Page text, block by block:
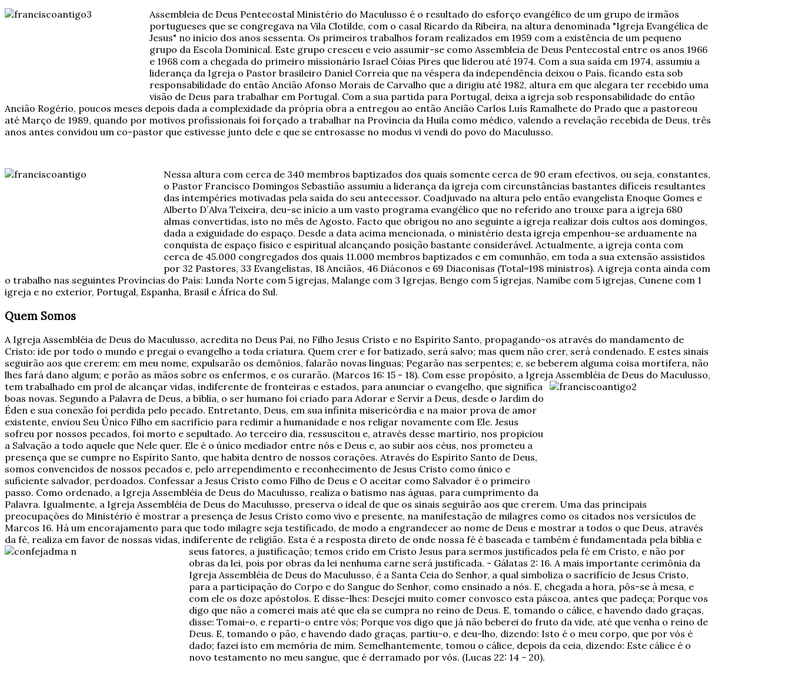
Assembleia de Deus Pentecostal Ministério do Maculusso é o resultado do esforço evangélico de um grupo de irmãos
portugueses que se congregava na Vila Clotilde, com o casal Ricardo da Ribeira, na altura denominada "Igreja Evangélica de
Jesus" no início dos anos sessenta. Os primeiros trabalhos foram realizados em 1959 com a existência de um pequeno
grupo da Escola Dominical. Este grupo cresceu e veio assumir-se como Assembleia de Deus Pentecostal entre os anos 1966
e 1968 com a chegada do primeiro missionário Israel Cóias Pires que liderou até 1974. Com a sua saída em 1974, assumiu a
liderança da Igreja o Pastor brasileiro Daniel Correia que na véspera da independência deixou o País, ficando esta sob
responsabilidade do então Ancião Afonso Morais de Carvalho que a dirigiu até 1982, altura em que alegara ter recebido uma
visão de Deus para trabalhar em Portugal. Com a sua partida para Portugal, deixa a igreja sob responsabilidade do então
Ancião Rogério, poucos meses depois dada a complexidade da própria obra a entregou ao então Ancião Carlos Luís Ramalhete do Prado que a pastoreou
até Março de 1989, quando por motivos profissionais foi forçado a trabalhar na Província da Huila como médico, valendo a revelação recebida de Deus, três
anos antes convidou um co-pastor que estivesse junto dele e que se entrosasse no modus vi vendi do povo do Maculusso.
Nessa altura com cerca de 340 membros baptizados dos quais somente cerca de 90 eram efectivos, ou seja, constantes,
o Pastor Francisco Domingos Sebastião assumiu a liderança da igreja com circunstâncias bastantes difíceis resultantes
das intempéries motivadas pela saída do seu antecessor. Coadjuvado na altura pelo então evangelista Enoque Gomes e
Alberto D´Alva Teixeira, deu-se início a um vasto programa evangélico que no referido ano trouxe para a igreja 680
almas convertidas, isto no mês de Agosto. Facto que obrigou no ano seguinte a igreja realizar dois cultos aos domingos,
dada a exiguidade do espaço. Desde a data acima mencionada, o ministério desta igreja empenhou-se arduamente na
conquista de espaço físico e espiritual alcançando posição bastante considerável. Actualmente, a igreja conta com
cerca de 45.000 congregados dos quais 11.000 membros baptizados e em comunhão, em toda a sua extensão assistidos
por 32 Pastores, 33 Evangelistas, 18 Anciãos, 46 Diáconos e 69 Diaconisas (Total=198 ministros). A igreja conta ainda com
o trabalho nas seguintes Províncias do País: Lunda Norte com 5 igrejas, Malange com 3 Igrejas, Bengo com 5 igrejas, Namibe com 5 igrejas, Cunene com 1
igreja e no exterior, Portugal, Espanha, Brasil e África do Sul.
Quem Somos
A Igreja Assembléia de Deus do Maculusso, acredita no Deus Pai, no Filho Jesus Cristo e no Espírito Santo, propagando-os através do mandamento de
Cristo: ide por todo o mundo e pregai o evangelho a toda criatura. Quem crer e for batizado, será salvo; mas quem não crer, será condenado. E estes sinais
seguirão aos que crerem: em meu nome, expulsarão os demônios, falarão novas línguas; Pegarão nas serpentes; e, se beberem alguma coisa mortífera, não
lhes fará dano algum; e porão as mãos sobre os enfermos, e os curarão. (Marcos 16: 15 - 18). Com esse propósito, a Igreja Assembléia de Deus do Maculusso,
tem trabalhado em prol de alcançar vidas, indiferente de fronteiras e estados, para anunciar o evangelho, que significa
boas novas. Segundo a Palavra de Deus, a bíblia, o ser humano foi criado para Adorar e Servir a Deus, desde o Jardim do
Éden e sua conexão foi perdida pelo pecado. Entretanto, Deus, em sua infinita misericórdia e na maior prova de amor
existente, enviou Seu Único Filho em sacrifício para redimir a humanidade e nos religar novamente com Ele. Jesus
sofreu por nossos pecados, foi morto e sepultado. Ao terceiro dia, ressuscitou e, através desse martírio, nos propiciou
a Salvação a todo aquele que Nele quer. Ele é o único mediador entre nós e Deus e, ao subir aos céus, nos prometeu a
presença que se cumpre no Espírito Santo, que habita dentro de nossos corações. Através do Espírito Santo de Deus,
somos convencidos de nossos pecados e, pelo arrependimento e reconhecimento de Jesus Cristo como único e
suficiente salvador, perdoados. Confessar a Jesus Cristo como Filho de Deus e O aceitar como Salvador é o primeiro
passo. Como ordenado, a Igreja Assembléia de Deus do Maculusso, realiza o batismo nas águas, para cumprimento da
Palavra. Igualmente, a Igreja Assembléia de Deus do Maculusso, preserva o ideal de que os sinais seguirão aos que crerem. Uma das principais
preocupações do Ministério é mostrar a presença de Jesus Cristo como vivo e presente, na manifestação de milagres como os citados nos versículos de
Marcos 16. Há um encorajamento para que todo milagre seja testificado, de modo a engrandecer ao nome de Deus e mostrar a todos o que Deus, através
da fé, realiza em favor de nossas vidas, indiferente de religião. Esta é a resposta direto de onde nossa fé é baseada e também é fundamentada pela bíblia e
seus fatores, a justificação; temos crido em Cristo Jesus para sermos justificados pela fé em Cristo, e não por
obras da lei, pois por obras da lei nenhuma carne será justificada. - Gálatas 2: 16. A mais importante cerimônia da
Igreja Assembléia de Deus do Maculusso, é a Santa Ceia do Senhor, a qual simboliza o sacrifício de Jesus Cristo,
para a participação do Corpo e do Sangue do Senhor, como ensinado a nós. E, chegada a hora, pôs-se à mesa, e
com ele os doze apóstolos. E disse-lhes: Desejei muito comer convosco esta páscoa, antes que padeça; Porque vos
digo que não a comerei mais até que ela se cumpra no reino de Deus. E, tomando o cálice, e havendo dado graças,
disse: Tomai-o, e reparti-o entre vós; Porque vos digo que já não beberei do fruto da vide, até que venha o reino de
Deus. E, tomando o pão, e havendo dado graças, partiu-o, e deu-lho, dizendo: Isto é o meu corpo, que por vós é
dado; fazei isto em memória de mim. Semelhantemente, tomou o cálice, depois da ceia, dizendo: Este cálice é o
novo testamento no meu sangue, que é derramado por vós. (Lucas 22: 14 - 20).